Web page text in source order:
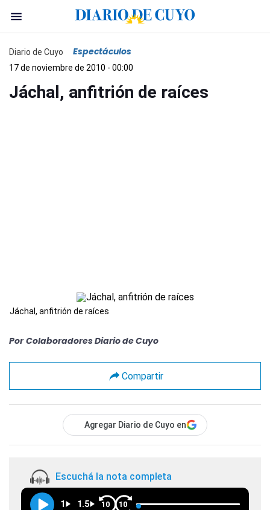
Diario de Cuyo Espectáculos
17 de noviembre de 2010 - 00:00
Jáchal, anfitrión de raíces
Jáchal, anfitrión de raíces
Por Colaboradores Diario de Cuyo
Compartir
Agregar Diario de Cuyo en
Escuchá la nota completa
1 1.5 10 10